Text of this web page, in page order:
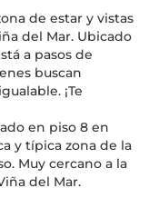
de estar y vistas
del Mar. Ubicado
a pasos de
buscan
¡Te
en piso 8 en
y típica zona de la
Muy cercano a la
del Mar.